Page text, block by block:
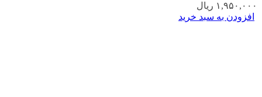
۱,۹۵۰,۰۰۰ ریال
افزودن به سبد خرید